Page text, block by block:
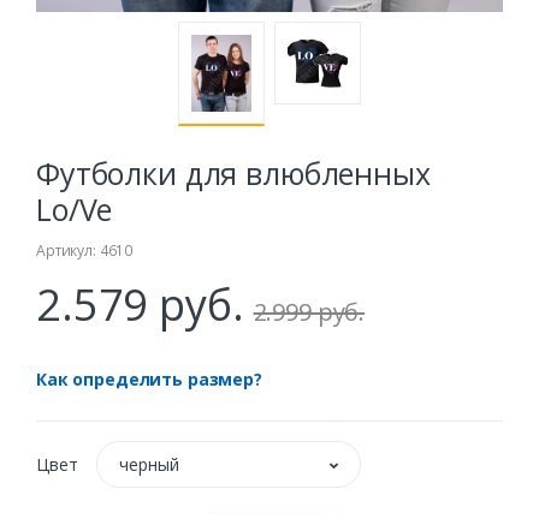
Футболки для влюбленных
Lo/Ve
Артикул: 4610
2.579 руб. 2.999 руб.
Как определить размер?
Цвет черный